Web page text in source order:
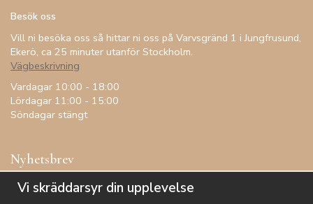
Besök oss
Vill ni besöka oss så hittar ni oss på Varvsgränd 1 i Jungfrusund,
Ekerö, ca 25 minuter utanför Stockholm.
Vägbeskrivning
Vardagar 10:00 - 18:00
Lördagar 11:00 - 15:00
Söndagar stängt
Nyhetsbrev
Få inspiration, förtur till kampanjer, specialerbjudanden och
Vi skräddarsyr din upplevelse